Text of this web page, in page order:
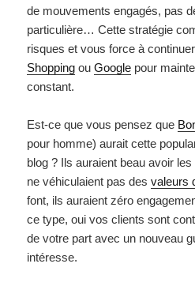
de mouvements engagés, pas
particulière… Cette stratégie
risques et vous force à
Shopping ouGoogle pour
constant.
Est-ce que vous pensez que
pour homme) aurait cette
blog ? Ils auraient beau avoir
ne véhiculaient pas desvaleurs
font, ils auraient zéro
ce type, oui vos clients sont
de votre part avec un nouveau
intéresse.